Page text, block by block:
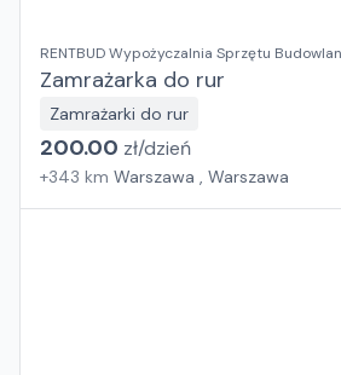
RENTBUD Wypożyczalnia Sprzętu
Elektronarzędzi
Zamrażarka do rur
Zamrażarki do rur
200.00 zł/dzień
+343 km Warszawa , Warszawa